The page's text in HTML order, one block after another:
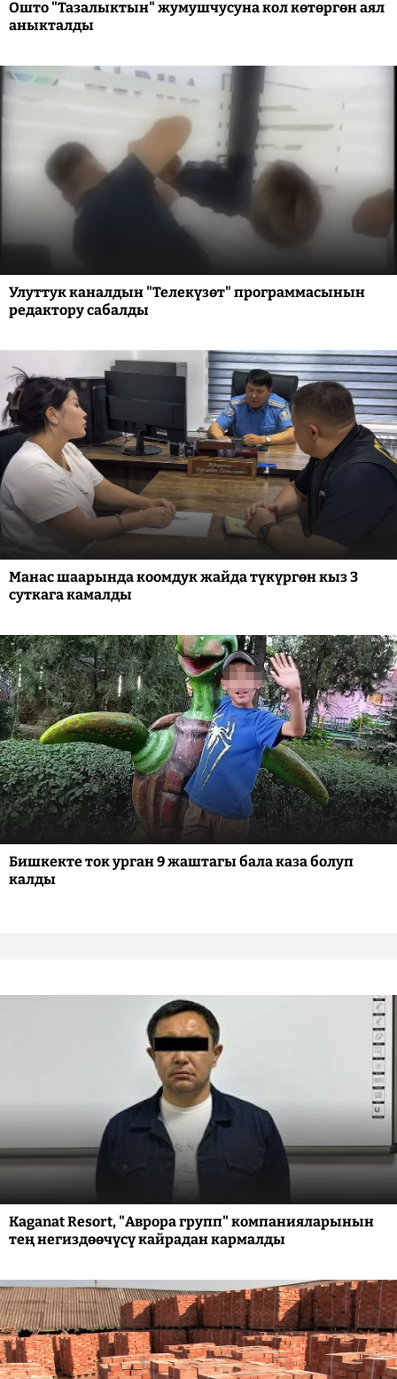
Ошто "Тазалыктын" жумушчусуна кол көтөргөн аял
аныкталды
Улуттук каналдын "Телекүзөт" программасынын
редактору сабалды
Манас шаарында коомдук жайда түкүргөн кыз 3
суткага камалды
Бишкекте ток урган 9 жаштагы бала каза болуп
калды
Kaganat Resort, "Аврора групп" компанияларынын
тең негиздөөчүсү кайрадан кармалды